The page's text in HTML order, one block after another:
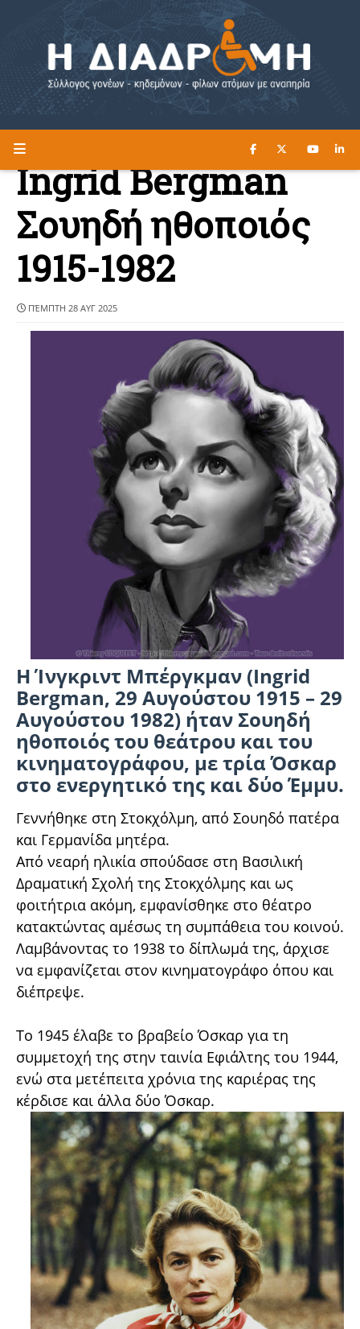
Η ΔΙΑΔΡΟΜΗ ΔΙΑΒΑΣΤΕ ΕΔΩ ►
Ingrid Bergman
Σουηδή ηθοποιός
1915-1982
ΠΈΜΠΤΗ 28 ΑΥΓ 2025
Η Ίνγκριντ Μπέργκμαν (Ingrid
Bergman, 29 Αυγούστου 1915 – 29
Αυγούστου 1982) ήταν Σουηδή
ηθοποιός του θεάτρου και του
κινηματογράφου, με τρία Όσκαρ
στο ενεργητικό της και δύο Έμμυ.
Γεννήθηκε στη Στοκχόλμη, από Σουηδό πατέρα
και Γερμανίδα μητέρα.
Από νεαρή ηλικία σπούδασε στη Βασιλική
Δραματική Σχολή της Στοκχόλμης και ως
φοιτήτρια ακόμη, εμφανίσθηκε στο θέατρο
κατακτώντας αμέσως τη συμπάθεια του κοινού.
Λαμβάνοντας το 1938 το δίπλωμά της, άρχισε
να εμφανίζεται στον κινηματογράφο όπου και
διέπρεψε.
Το 1945 έλαβε το βραβείο Όσκαρ για τη
συμμετοχή της στην ταινία Εφιάλτης του 1944,
ενώ στα μετέπειτα χρόνια της καριέρας της
κέρδισε και άλλα δύο Όσκαρ.